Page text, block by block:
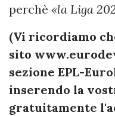
perchè «la Liga
(Vi ricordiamo
sito
sezione EPL-
inserendo la
gratuitamente